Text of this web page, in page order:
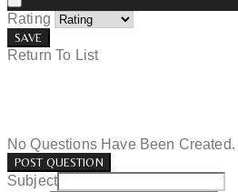
Rating
SAVE
Return To List
No Questions Have Been Created.
POST QUESTION
Subject